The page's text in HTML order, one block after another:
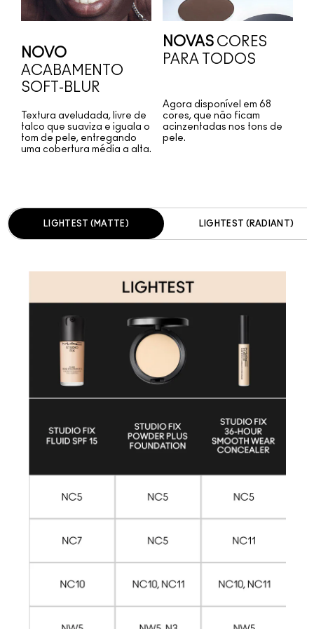
NOVO
ACABAMENTO
SOFT-BLUR
Textura aveludada, livre de
talco que suaviza e iguala o
tom de pele, entregando
uma cobertura média a alta.
NOVAS CORES
PARA TODOS
Agora disponível em 68
cores, que não ficam
acinzentadas nos tons de
pele.
LIGHTEST (MATTE) LIGHTEST (RADIANT)